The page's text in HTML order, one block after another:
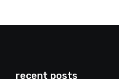
recent posts